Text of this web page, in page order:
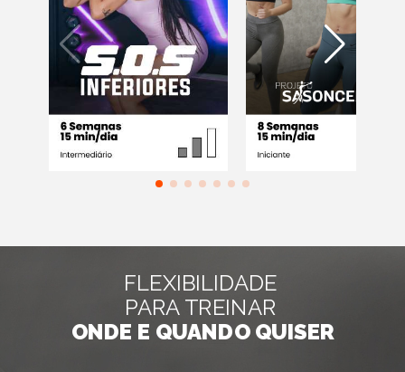
FLEXIBILIDADE
PARA TREINAR
ONDE E QUANDO QUISER